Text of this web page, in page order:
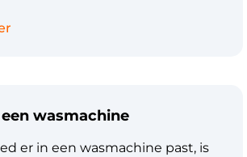
je wasmachine ook direct
Je kunt je wasmachine het
wasmachine
er in een wasmachine past, is